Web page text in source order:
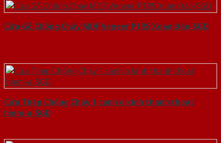
Cửa Gỗ Chống Cháy MDF Veneer P1R5 Xoan Đào-SGD
Cửa Thép Chống Cháy 1 canh o kinh thanh thoat
hiem-a-SGD